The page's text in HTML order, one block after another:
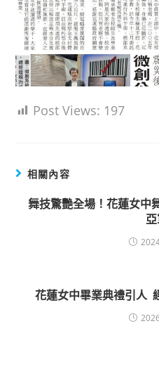
Post Views: 197
相關內容
舞技驚艷全場！花蓮女中
花蓮女中畢業典禮引人